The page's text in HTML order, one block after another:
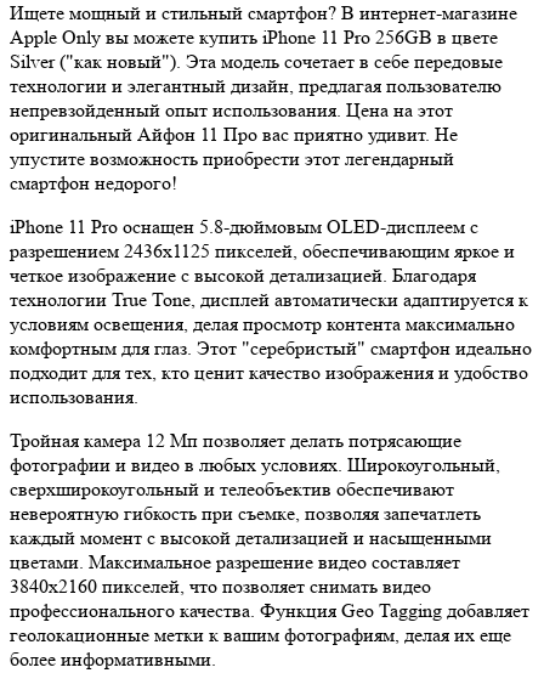
Ищете мощный и стильный смартфон? В интернет-магазине
Apple Only вы можете купить iPhone 11 Pro 256GB в цвете
Silver ("как новый"). Эта модель сочетает в себе передовые
технологии и элегантный дизайн, предлагая пользователю
непревзойденный опыт использования. Цена на этот
оригинальный Айфон 11 Про вас приятно удивит. Не
упустите возможность приобрести этот легендарный
смартфон недорого!
iPhone 11 Pro оснащен 5.8-дюймовым OLED-дисплеем с
разрешением 2436x1125 пикселей, обеспечивающим яркое и
четкое изображение с высокой детализацией. Благодаря
технологии True Tone, дисплей автоматически адаптируется к
условиям освещения, делая просмотр контента максимально
комфортным для глаз. Этот "серебристый" смартфон идеально
подходит для тех, кто ценит качество изображения и удобство
использования.
Тройная камера 12 Мп позволяет делать потрясающие
фотографии и видео в любых условиях. Широкоугольный,
сверхширокоугольный и телеобъектив обеспечивают
невероятную гибкость при съемке, позволяя запечатлеть
каждый момент с высокой детализацией и насыщенными
цветами. Максимальное разрешение видео составляет
3840x2160 пикселей, что позволяет снимать видео
профессионального качества. Функция Geo Tagging добавляет
геолокационные метки к вашим фотографиям, делая их еще
более информативными.